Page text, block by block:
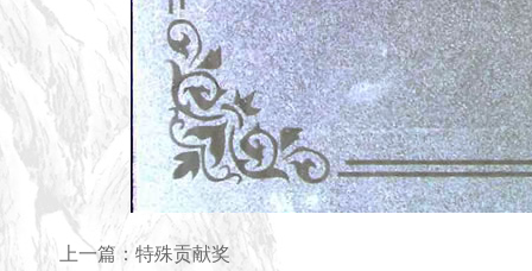
上一篇： 特殊贡献奖